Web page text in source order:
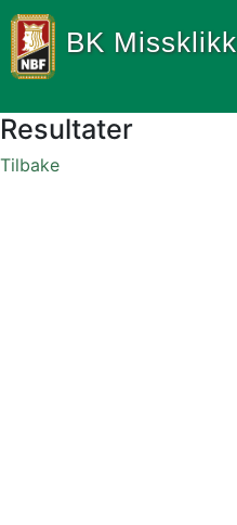
BK Missklikk
Resultater
Tilbake